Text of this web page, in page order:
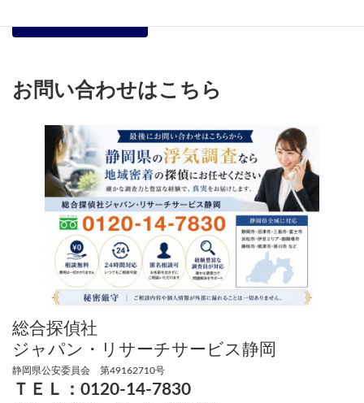
お問い合わせはこちら
総合探偵社
ジャパン・リサーチサービス静岡
静岡県公安委員会 第49162710号
ＴＥＬ：0120-14-7830